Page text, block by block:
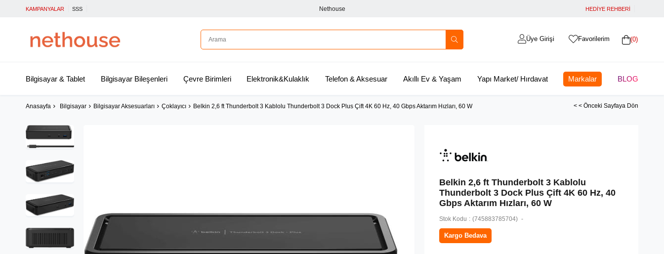
KAMPANYALAR SSS Nethouse HEDİYE REHBERİ
0
Favorilerim
Üye Girişi
Bilgisayar & Tablet Bilgisayar Bileşenleri Çevre Birimleri Elektronik&Kulaklık Telefon & Aksesuar Akıllı Ev & Yaşam Yapı Market/ Hırdavat Markalar BLOG
Anasayfa Bilgisayar Bilgisayar Aksesuarları Çoklayıcı Belkin 2,6 ft Thunderbolt 3 Kablolu Thunderbolt 3 Dock Plus Çift 4K 60 Hz, 40 Gbps Aktarım Hızları, 60 W < < Önceki Sayfaya Dön
Belkin 2,6 ft Thunderbolt 3 Kablolu
Thunderbolt 3 Dock Plus Çift 4K 60 Hz, 40
Gbps Aktarım Hızları, 60 W
Stok Kodu (745883785704)
Kargo Bedava